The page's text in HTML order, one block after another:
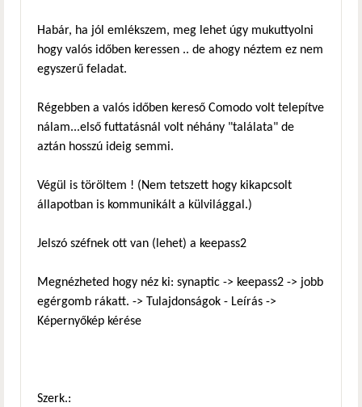
Habár, ha jól emlékszem, meg lehet úgy mukuttyolni
hogy valós időben keressen .. de ahogy néztem ez nem
egyszerű feladat.
Régebben a valós időben kereső Comodo volt telepítve
nálam...első futtatásnál volt néhány "találata" de
aztán hosszú ideig semmi.
Végül is töröltem ! (Nem tetszett hogy kikapcsolt
állapotban is kommunikált a külvilággal.)
Jelszó széfnek ott van (lehet) a keepass2
Megnézheted hogy néz ki: synaptic -> keepass2 -> jobb
egérgomb rákatt. -> Tulajdonságok - Leírás ->
Képernyőkép kérése
Szerk.: